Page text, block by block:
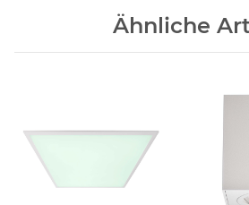
Ähnliche